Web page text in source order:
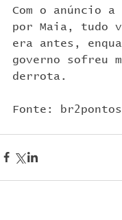
Com o anúncio
por Maia, tudo
era antes,
governo sofreu
derrota.
Fonte: